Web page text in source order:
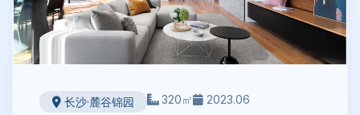
长沙·麓谷锦园 320㎡ 2023.06